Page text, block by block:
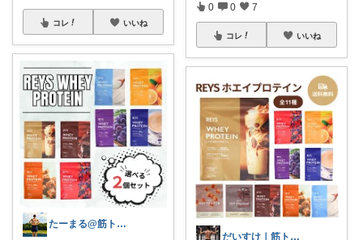
コレ いいね
たーまる@筋トレ好き会社員
0 0 7
コレ いいね
だいすけ｜筋トレ×健康食✕バイクROOM